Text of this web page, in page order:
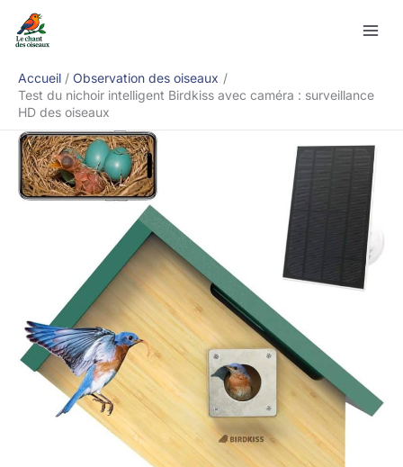
Accueil
Observation des oiseaux
Test du nichoir intelligent Birdkiss avec caméra : surveillance
HD des oiseaux
Rechercher